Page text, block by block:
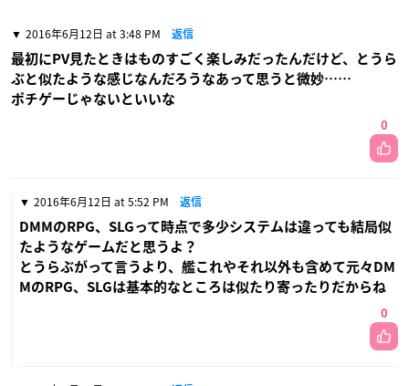
2016年6月12日 at 3:48 PM 返信
最初にPV見たときはものすごく楽しみだったんだけど、とうら
ぶと似たような感じなんだろうなあって思うと微妙……
ポチゲーじゃないといいな
0
2016年6月12日 at 5:52 PM 返信
DMMのRPG、SLGって時点で多少システムは違っても結局似
たようなゲームだと思うよ？
とうらぶがって言うより、艦これやそれ以外も含めて元々DM
MのRPG、SLGは基本的なところは似たり寄ったりだからね
0